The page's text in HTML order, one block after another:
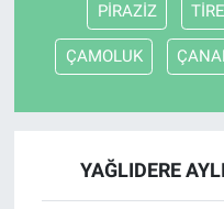
PİRAZİZ
ÇAMOLUK
YAĞLIDERE